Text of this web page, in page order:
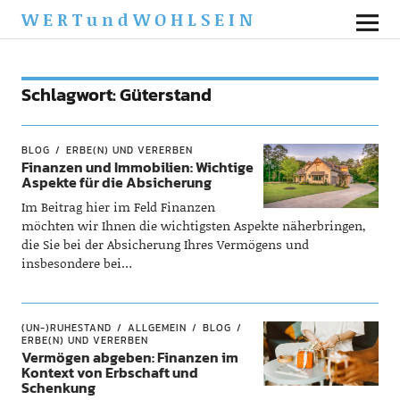
WERTundWOHLSEIN
Schlagwort:Güterstand
BLOG ERBE(N) UND VERERBEN
Finanzen und Immobilien: Wichtige
Aspekte für die Absicherung
Im Beitrag hier im Feld Finanzen
möchten wir Ihnen die wichtigsten Aspekte näherbringen,
die Sie bei der Absicherung Ihres Vermögens und
insbesondere bei…
(UN-)RUHESTAND ALLGEMEIN
BLOG
ERBE(N) UND VERERBEN
Vermögen abgeben: Finanzen im
Kontext von Erbschaft und
Schenkung